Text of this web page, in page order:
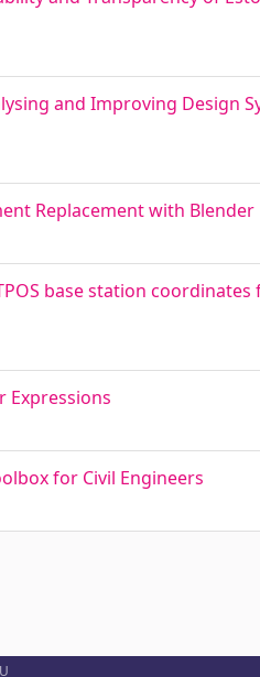
and Improving Design
Replacement with Blender
base station
Expressions
for Civil Engineers